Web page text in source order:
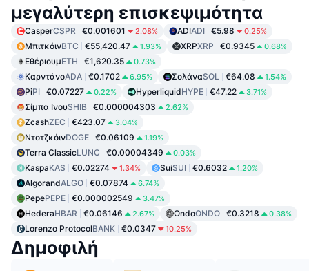
μεγαλύτερη επισκεψιμότητα
CasperCSPR €0.001601 2.08% ADIADI €5.98 0.25%
ΜπιτκόινBTC €55,420.47 1.93% XRPXRP €0.9345 0.68%
ΕθέριουμETH €1,620.35 0.73%
ΚαρντάνοADA €0.1702 6.95% ΣολάναSOL €64.08 1.54%
PiPI €0.07227 0.22% HyperliquidHYPE €47.22 3.71%
Σίμπα ΙνουSHIB €0.000004303 2.62%
ZcashZEC €423.07 3.04%
ΝτοτζκόινDOGE €0.06109 1.19%
Terra ClassicLUNC €0.00004349 0.03%
KaspaKAS €0.02274 1.34% SuiSUI €0.6032 1.20%
AlgorandALGO €0.07874 6.74%
PepePEPE €0.000002549 3.47%
HederaHBAR €0.06146 2.67% OndoONDO €0.3218 0.38%
Lorenzo ProtocolBANK €0.0347 10.25%
Δημοφιλή